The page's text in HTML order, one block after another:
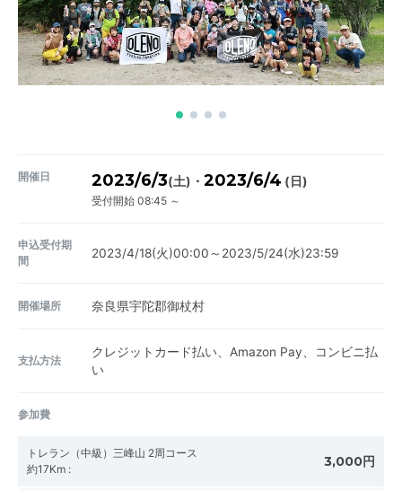
開催日 2023/6/3(土) ・ 2023/6/4 (日)
受付開始 08:45 ～
申込受付期
間
2023/4/18(火)00:00～2023/5/24(水)23:59
開催場所 奈良県宇陀郡御杖村
支払方法
クレジットカード払い、Amazon Pay、コンビニ払
い
参加費
トレラン（中級）三峰山 2周コース
約17Km : 3,000円